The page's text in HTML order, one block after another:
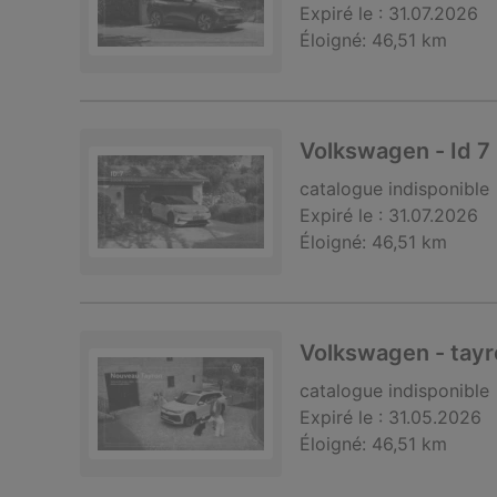
Expiré le : 31.07.2026
Éloigné: 46,51 km
Volkswagen - Id 7
catalogue indisponible
Expiré le : 31.07.2026
Éloigné: 46,51 km
Volkswagen -
catalogue indisponible
Expiré le : 31.05.2026
Éloigné: 46,51 km